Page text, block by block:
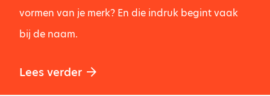
vormen van je merk? En die indruk begint vaak
bij de naam.
Lees verder